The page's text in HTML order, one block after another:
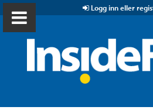
Logg inn eller